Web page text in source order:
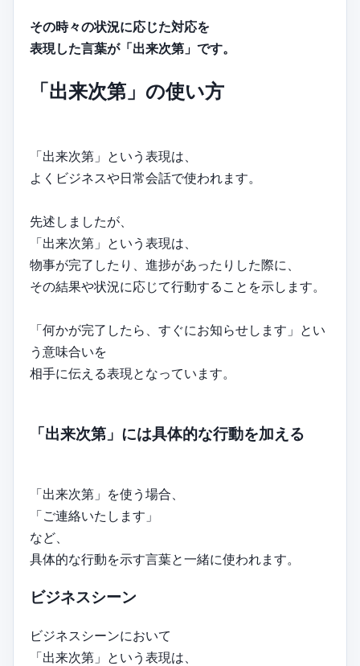
その時々の状況に応じた対応を
表現した言葉が「出来次第」です。
「出来次第」の使い方
「出来次第」という表現は、
よくビジネスや日常会話で使われます。
先述しましたが、
「出来次第」という表現は、
物事が完了したり、進捗があったりした際に、
その結果や状況に応じて行動することを示します。
「何かが完了したら、すぐにお知らせします」とい
う意味合いを
相手に伝える表現となっています。
「出来次第」には具体的な行動を加える
「出来次第」を使う場合、
「ご連絡いたします」
など、
具体的な行動を示す言葉と一緒に使われます。
ビジネスシーン
ビジネスシーンにおいて
「出来次第」という表現は、